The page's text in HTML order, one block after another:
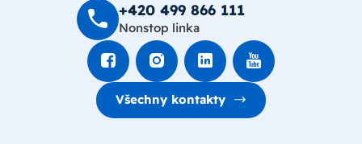
+420 499 8­66 111
Nonstop linka
Všechny kontakty